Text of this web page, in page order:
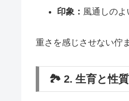
印象： 風通しのよ
重さを感じさせない佇
🏞️ 2. 生育と性